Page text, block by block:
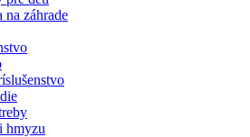
na záhrade
hmyzu